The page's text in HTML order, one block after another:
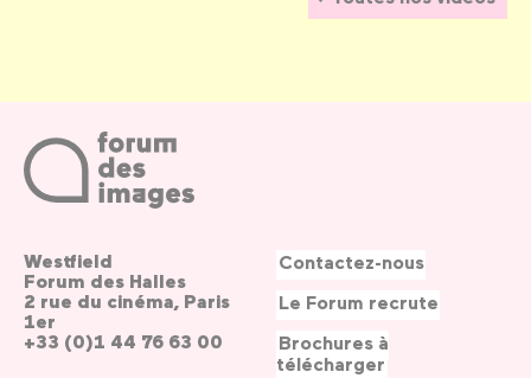
Westfield
Forum des Halles
2 rue du cinéma, Paris
1er
+33 (0)1 44 76 63 00
Contactez-nous
Le Forum recrute
Brochures à
télécharger